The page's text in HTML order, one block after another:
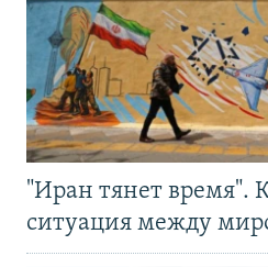
"Иран тянет время".
ситуация между